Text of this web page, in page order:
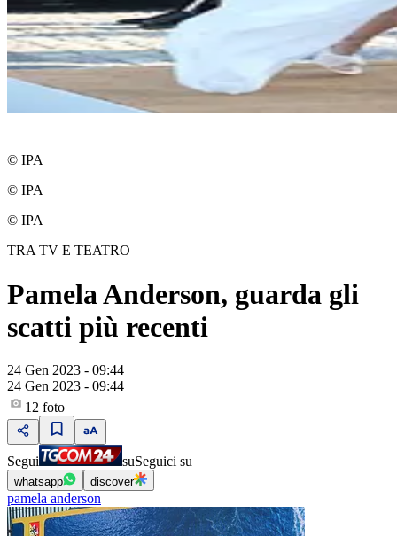
© IPA
© IPA
© IPA
TRA TV E TEATRO
Pamela Anderson, guarda gli
scatti più recenti
24 Gen 2023 - 09:44
24 Gen 2023 - 09:44
12 foto
Segui suSeguici su
whatsapp discover
pamela anderson